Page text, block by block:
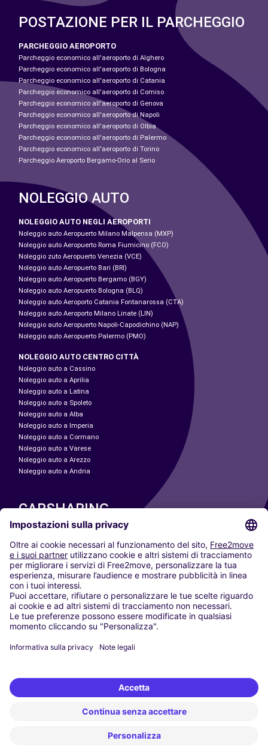
POSTAZIONE PER IL PARCHEGGIO
PARCHEGGIO AEROPORTO
Parcheggio economico all'aeroporto di Alghero
Parcheggio economico all'aeroporto di Bologna
Parcheggio economico all'aeroporto di Catania
Parcheggio economico all'aeroporto di Comiso
Parcheggio economico all'aeroporto di Genova
Parcheggio economico all'aeroporto di Napoli
Parcheggio economico all'aeroporto di Olbia
Parcheggio economico all'aeroporto di Palermo
Parcheggio economico all'aeroporto di Torino
Parcheggio Aeroporto Bergamo-Orio al Serio
NOLEGGIO AUTO
NOLEGGIO AUTO NEGLI AEROPORTI
Noleggio auto Aeropuerto Milano Malpensa (MXP)
Noleggio auto Aeropuerto Roma Fiumicino (FCO)
Noleggio zuto Aeropuerto Venezia (VCE)
Noleggio auto Aeropuerto Bari (BRI)
Noleggio auto Aeropuerto Bergamo (BGY)
Noleggio auto Aeropuerto Bologna (BLQ)
Noleggio auto Aeroporto Catania Fontanarossa (CTA)
Noleggio auto Aeroporto Milano Linate (LIN)
Noleggio auto Aeropuerto Napoli-Capodichino (NAP)
Noleggio auto Aeropuerto Palermo (PMO)
NOLEGGIO AUTO CENTRO CITTÀ
Noleggio auto a Cassino
Noleggio auto a Aprilia
Noleggio auto a Latina
Noleggio auto a Spoleto
Noleggio auto a Alba
Noleggio auto a Imperia
Noleggio auto a Cormano
Noleggio auto a Varese
Noleggio auto a Arezzo
Noleggio auto a Andria
CARSHARING
LE NOSTRE CITTÀ
Paris
Madrid
Washington DC
Milano
Roma
Torino
Vienna
Berlino
Düsseldorf